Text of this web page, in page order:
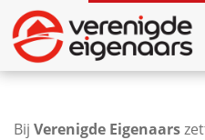
Bij Verenigde Eigenaars